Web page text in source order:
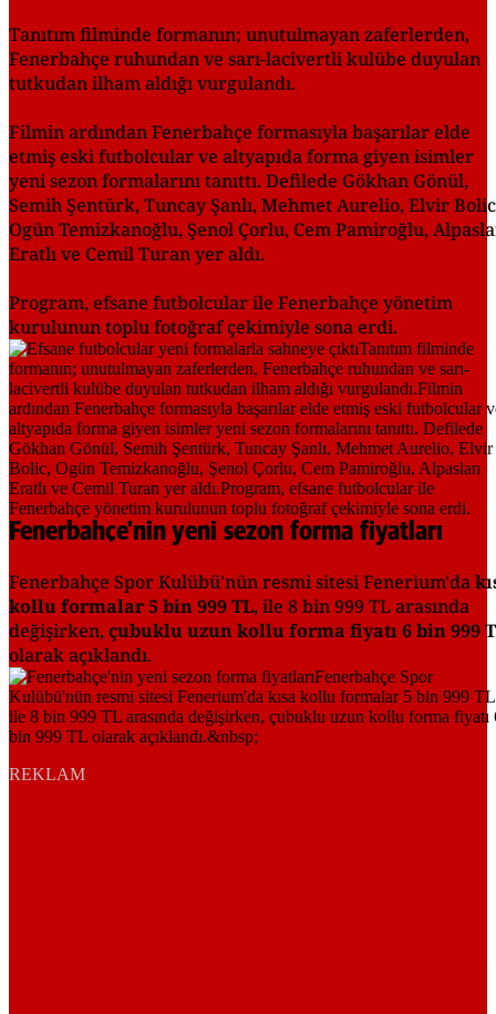
Tanıtım filminde formanın; unutulmayan zaferlerden,
Fenerbahçe ruhundan ve sarı-lacivertli kulübe duyulan
tutkudan ilham aldığı vurgulandı.
Filmin ardından Fenerbahçe formasıyla başarılar elde
etmiş eski futbolcular ve altyapıda forma giyen isimler
yeni sezon formalarını tanıttı. Defilede Gökhan Gönül,
Semih Şentürk, Tuncay Şanlı, Mehmet Aurelio, Elvir
Ogün Temizkanoğlu, Şenol Çorlu, Cem Pamiroğlu,
Eratlı ve Cemil Turan yer aldı.
Program, efsane futbolcular ile Fenerbahçe yönetim
kurulunun toplu fotoğraf çekimiyle sona erdi.
Fenerbahçe'nin yeni sezon forma fiyatları
Fenerbahçe Spor Kulübü'nün resmi sitesi Fenerium'da
kollu formalar 5 bin 999 TL, ile 8 bin 999 TL arasında
değişirken,çubuklu uzun kollu forma fiyatı 6 bin 999
olarak açıklandı.
REKLAM